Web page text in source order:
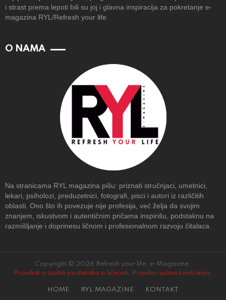
i strast prema lepoti bili su joj i glavna inspiracija za pokretanje e-
magazina RYL/Refresh your life
O NAMA
Na stranicama RYL magazina pišu: priznati stručnjaci, umetnici,
lekari, psiholozi, preduzetnici, fotografi, pisci i autori iz različitih
oblasti. Ono što ih povezuje nije profesija, već želja da svojim
znanjem, iskustvom i autentičnim pričama inspirišu, podstaknu na
razmišljanje i doprinesu ličnom i profesionalnom razvoju čitalaca.
Copyright © 2026 Refresh your life, e-Magazine.
Pravilnik o zaštiti podataka o ličnosti . Pravila i uslovi korišćenja .
HOME RYL MAGAZINE KONTAKT